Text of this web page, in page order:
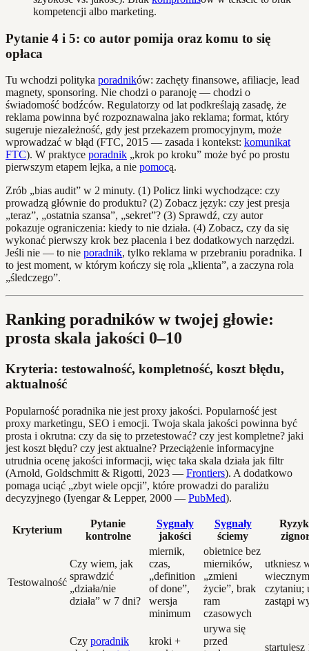
kompetencji albo marketing.
Pytanie 4 i 5: co autor pomija oraz komu to się
opłaca
Tu wchodzi polityka poradników: zachęty finansowe, afiliacje, lead
magnety, sponsoring. Nie chodzi o paranoję — chodzi o
świadomość bodźców. Regulatorzy od lat podkreślają zasadę, że
reklama powinna być rozpoznawalna jako reklama; format, który
sugeruje niezależność, gdy jest przekazem promocyjnym, może
wprowadzać w błąd (FTC, 2015 — zasada i kontekst: komunikat
FTC). W praktyce poradnik „krok po kroku” może być po prostu
pierwszym etapem lejka, a nie pomocą.
Zrób „bias audit” w 2 minuty. (1) Policz linki wychodzące: czy
prowadzą głównie do produktu? (2) Zobacz język: czy jest presja
„teraz”, „ostatnia szansa”, „sekret”? (3) Sprawdź, czy autor
pokazuje ograniczenia: kiedy to nie działa. (4) Zobacz, czy da się
wykonać pierwszy krok bez płacenia i bez dodatkowych narzędzi.
Jeśli nie — to nie poradnik, tylko reklama w przebraniu poradnika. I
to jest moment, w którym kończy się rola „klienta”, a zaczyna rola
„śledczego”.
Ranking poradników w twojej głowie:
prosta skala jakości 0–10
Kryteria: testowalność, kompletność, koszt błędu,
aktualność
Popularność poradnika nie jest proxy jakości. Popularność jest
proxy marketingu, SEO i emocji. Twoja skala jakości powinna być
prosta i okrutna: czy da się to przetestować? czy jest kompletne? jaki
jest koszt błędu? czy jest aktualne? Przeciążenie informacyjne
utrudnia ocenę jakości informacji, więc taka skala działa jak filtr
(Arnold, Goldschmitt & Rigotti, 2023 — Frontiers). A dodatkowo
pomaga uciąć „zbyt wiele opcji”, które prowadzi do paraliżu
decyzyjnego (Iyengar & Lepper, 2000 — PubMed).
Kryterium
Pytanie
kontrolne
Sygnały
jakości
Sygnały
ściemy
Testowalność
Czy wiem, jak
sprawdzić
„działa/nie
działa” w 7 dni?
miernik,
czas,
„definition
of done”,
wersja
minimum
obietnice bez
mierników,
„zmieni
życie”, brak
ram
czasowych
utkniesz
wiecznym
czytaniu;
zastąpi
Czy poradnik
kroki +
urywa się
przed
startujesz